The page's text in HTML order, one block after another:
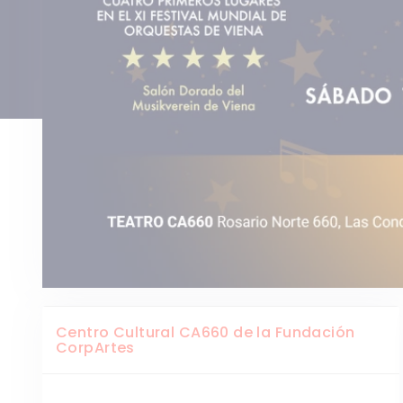
Centro Cultural CA660 de la Fundación
CorpArtes